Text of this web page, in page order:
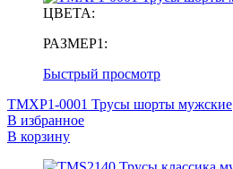
ЦВЕТА:
РАЗМЕР1:
Быстрый просмотр
TMXP1-0001 Трусы шорты мужские
В избранное
В корзину